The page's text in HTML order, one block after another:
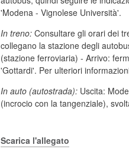
'Modena - Vignolese Università'.
In treno: Consultare gli orari dei
collegano la stazione degli
(stazione ferroviaria) - Arrivo:
'Gottardi'. Per ulteriori
In auto (autostrada): Uscita:
(incrocio con la tangenziale),
Scarica l'allegato